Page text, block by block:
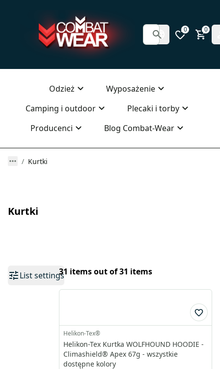
0 0
Odzież
Wyposażenie
Camping i outdoor
Plecaki i torby
Producenci
Blog Combat-Wear
Kurtki
Kurtki
List settings31 items out of 31 items
Helikon-Tex®
Helikon-Tex Kurtka WOLFHOUND HOODIE -
Climashield® Apex 67g - wszystkie
dostępne kolory